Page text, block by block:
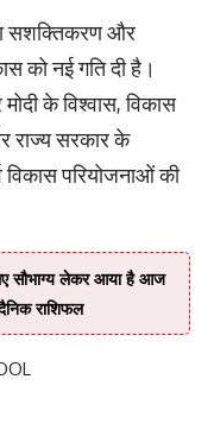
सशक्तिकरण और
को नई गति दी है।
के विश्वास, विकास
राज्य सरकार के
विकास परियोजनाओं की
सौभाग्य लेकर आया है आज
राशिफल